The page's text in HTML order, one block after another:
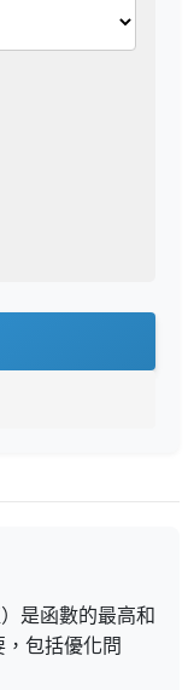
是函數的最高和
包括優化問